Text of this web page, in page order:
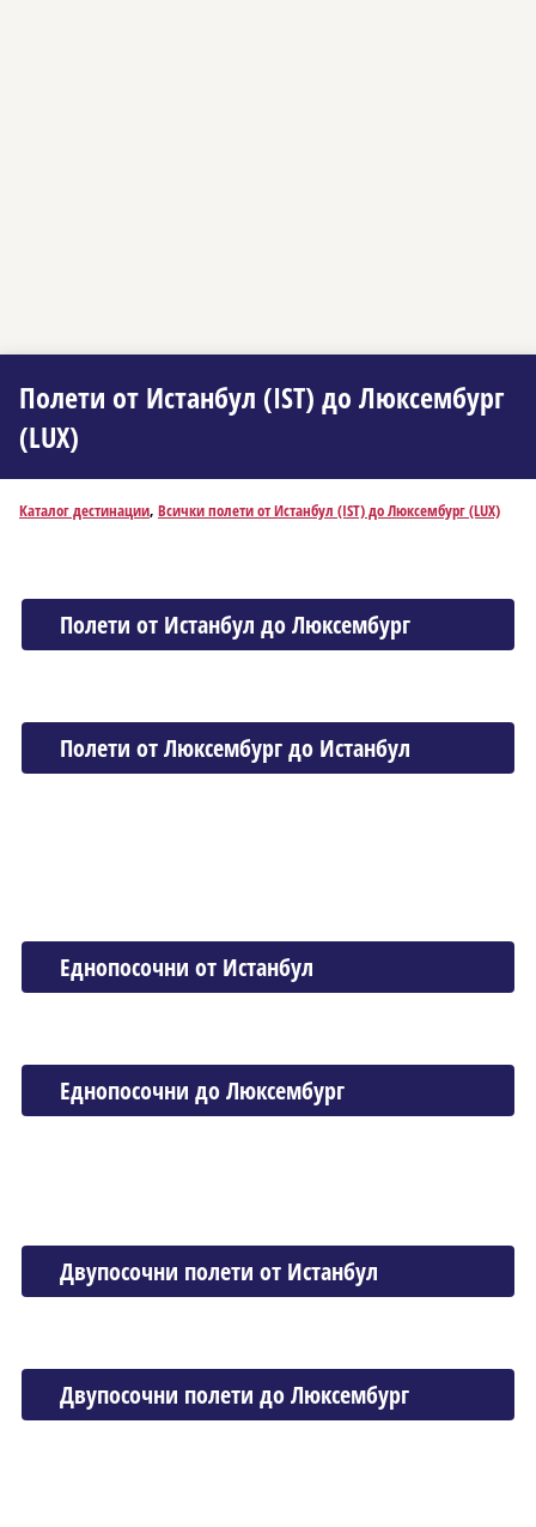
Полети от Истанбул (IST) до Люксембург
(LUX)
Каталог дестинации, Всички полети от Истанбул (IST) до Люксембург (LUX)
Полети от Истанбул до Люксембург
Полети от Люксембург до Истанбул
Еднопосочни от Истанбул
Еднопосочни до Люксембург
Двупосочни полети от Истанбул
Двупосочни полети до Люксембург